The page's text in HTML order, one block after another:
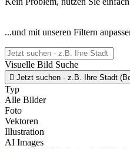
...und mit unseren Filtern
Visuelle Bild Suche
 Jetzt suchen - z.B. Ihre Stadt
Typ
Alle Bilder
Foto
Vektoren
Illustration
AI Images